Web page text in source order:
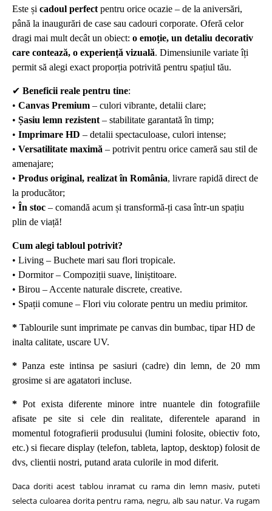
Este și cadoul perfect pentru orice ocazie – de la aniversări,
până la inaugurări de case sau cadouri corporate. Oferă celor
dragi mai mult decât un obiect: o emoție, un detaliu decorativ
care contează, o experiență vizuală. Dimensiunile variate îți
permit să alegi exact proporția potrivită pentru spațiul tău.
✔ Beneficii reale pentru tine:
• Canvas Premium – culori vibrante, detalii clare;
• Șasiu lemn rezistent – stabilitate garantată în timp;
• Imprimare HD – detalii spectaculoase, culori intense;
• Versatilitate maximă – potrivit pentru orice cameră sau stil de
amenajare;
• Produs original, realizat în România, livrare rapidă direct de
la producător;
• În stoc – comandă acum și transformă-ți casa într-un spațiu
plin de viață!
Cum alegi tabloul potrivit?
• Living – Buchete mari sau flori tropicale.
• Dormitor – Compoziții suave, liniștitoare.
• Birou – Accente naturale discrete, creative.
• Spații comune – Flori viu colorate pentru un mediu primitor.
* Tablourile sunt imprimate pe canvas din bumbac, tipar HD de
inalta calitate, uscare UV.
* Panza este intinsa pe sasiuri (cadre) din lemn, de 20 mm
grosime si are agatatori incluse.
*Pot exista diferente minore intre nuantele din fotografiile
afisate pe site si cele din realitate, diferentele aparand in
momentul fotografierii produsului (lumini folosite, obiectiv foto,
etc.) si fiecare display (telefon, tableta, laptop, desktop) folosit de
dvs, clientii nostri, putand arata culorile in mod diferit.
Daca doriti acest tablou inramat cu rama din lemn masiv, puteti
selecta culoarea dorita pentru rama, negru, alb sau natur. Va rugam